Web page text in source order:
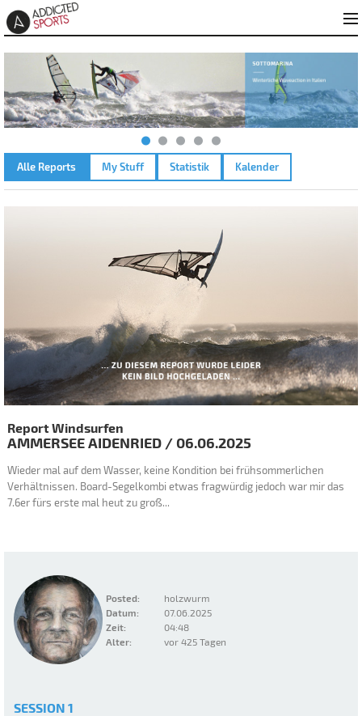
Alle Reports My Stuff Statistik Kalender
Posted:
holzwurm
Datum:
07.06.2025
Zeit:
04:48
Alter:
vor 425 Tagen
Report Windsurfen
AMMERSEEAIDENRIED / 06.06.2025
Wieder mal auf dem Wasser, keine Kondition bei frühsommerlichen
Verhältnissen. Board-Segelkombi etwas fragwürdig jedoch war mir das
7.6er fürs erste mal heut zu groß...
SESSION 1